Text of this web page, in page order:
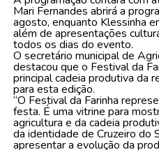
Mari Fernandes abrirá a
agosto, enquanto Klessinha
além de apresentações
todos os dias do evento.
O secretário municipal de
destacou que o Festival da
principal cadeia produtiva da
para esta edição.
“O Festival da Farinha
festa. É uma vitrine para
agricultura e da cadeia
da identidade de Cruzeiro do
apresentar a evolução da